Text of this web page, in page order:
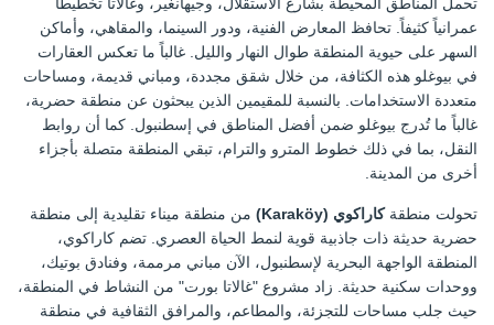
عمرانياً كثيفاً. تحافظ المعارض الفنية، ودور السينما، والمقاهي، وأماكن
السهر على حيوية المنطقة طوال النهار والليل. غالباً ما تعكس العقارات
في بيوغلو هذه الكثافة، من خلال شقق مجددة، ومباني قديمة، ومساحات
متعددة الاستخدامات. بالنسبة للمقيمين الذين يبحثون عن منطقة حضرية،
غالباً ما تُدرج بيوغلو ضمن أفضل المناطق في إسطنبول. كما أن روابط
النقل، بما في ذلك خطوط المترو والترام، تبقي المنطقة متصلة بأجزاء
أخرى من المدينة.
تحولت منطقةكاراكوي (Karaköy)
من منطقة ميناء تقليدية إلى منطقة
حضرية حديثة ذات جاذبية قوية لنمط الحياة العصري. تضم كاراكوي،
المنطقة الواجهة البحرية لإسطنبول، الآن مباني مرممة، وفنادق بوتيك،
ووحدات سكنية حديثة. زاد مشروع "غالاتا بورت" من النشاط في المنطقة،
حيث جلب مساحات للتجزئة، والمطاعم، والمرافق الثقافية في منطقة